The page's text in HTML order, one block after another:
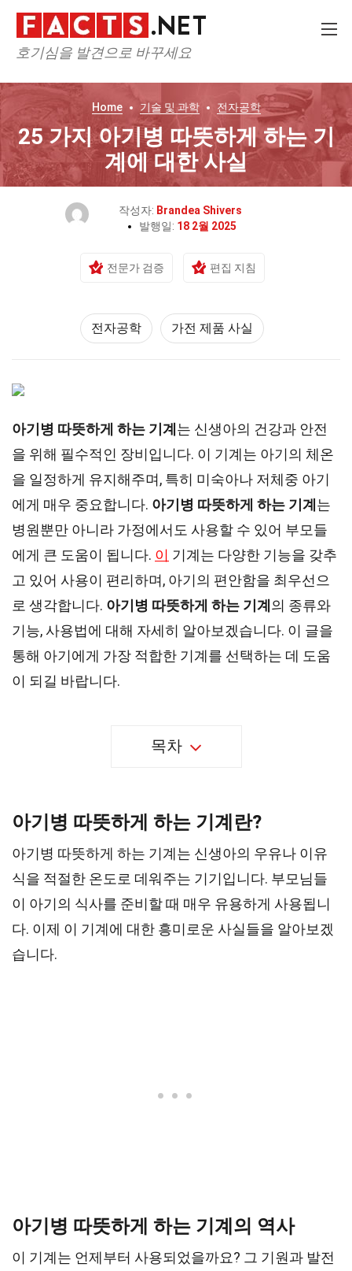
호기심을 발견으로 바꾸세요
Home 기술 및 과학 전자공학
25 가지 아기병 따뜻하게 하는 기
계에 대한 사실
작성자: Brandea Shivers
발행일: 18 2월 2025
전문가 검증 편집 지침
전자공학 가전 제품 사실
아기병 따뜻하게 하는 기계 는 신생아의 건강과 안전
을 위해 필수적인 장비입니다. 이 기계는 아기의 체온
을 일정하게 유지해주며, 특히 미숙아나 저체중 아기
에게 매우 중요합니다. 아기병 따뜻하게 하는 기계 는
병원뿐만 아니라 가정에서도 사용할 수 있어 부모들
에게 큰 도움이 됩니다. 이 기계는 다양한 기능을 갖추
고 있어 사용이 편리하며, 아기의 편안함을 최우선으
로 생각합니다. 아기병 따뜻하게 하는 기계 의 종류와
기능, 사용법에 대해 자세히 알아보겠습니다. 이 글을
통해 아기에게 가장 적합한 기계를 선택하는 데 도움
이 되길 바랍니다.
목차
아기병 따뜻하게 하는 기계란?
아기병 따뜻하게 하는 기계는 신생아의 우유나 이유
식을 적절한 온도로 데워주는 기기입니다. 부모님들
이 아기의 식사를 준비할 때 매우 유용하게 사용됩니
다. 이제 이 기계에 대한 흥미로운 사실들을 알아보겠
습니다.
아기병 따뜻하게 하는 기계의 역사
이 기계는 언제부터 사용되었을까요? 그 기원과 발전